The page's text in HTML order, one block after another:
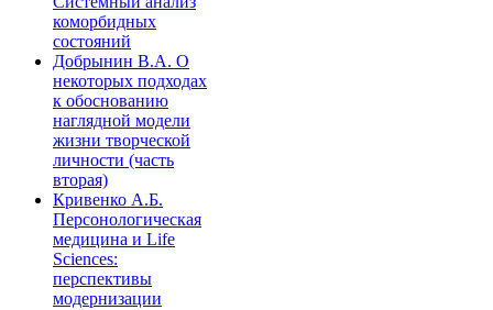
коморбидных
состояний
Добрынин В.А. О
некоторых подходах
к обоснованию
наглядной модели
жизни творческой
личности (часть
вторая)
Кривенко А.Б.
Персонологическая
медицина и Life
Sciences:
перспективы
модернизации